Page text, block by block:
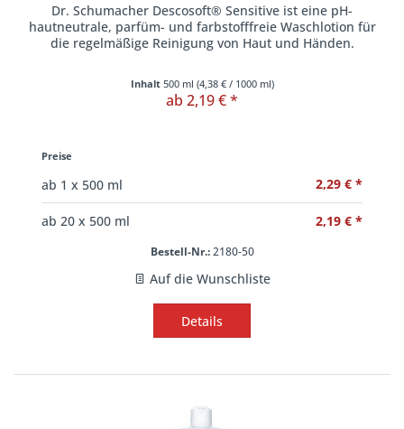
Dr. Schumacher Descosoft® Sensitive ist eine pH-
hautneutrale, parfüm- und farbstofffreie Waschlotion für
die regelmäßige Reinigung von Haut und Händen.
Inhalt 500 ml (4,38 €/ 1000 ml)
ab 2,19 € *
Preise
ab 1x 500 ml 2,29 € *
ab 20x 500 ml 2,19 € *
Bestell-Nr.:2180-50
Auf die Wunschliste
Details